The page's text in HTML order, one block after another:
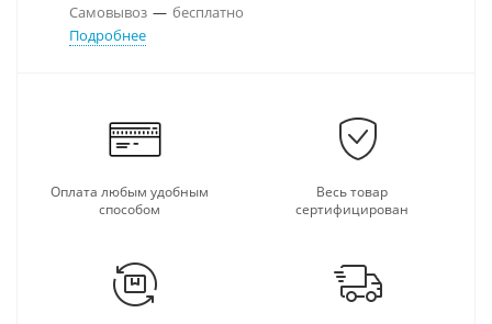
Самовывоз — бесплатно
Подробнее
Оплата любым удобным
способом
Весь товар
сертифицирован